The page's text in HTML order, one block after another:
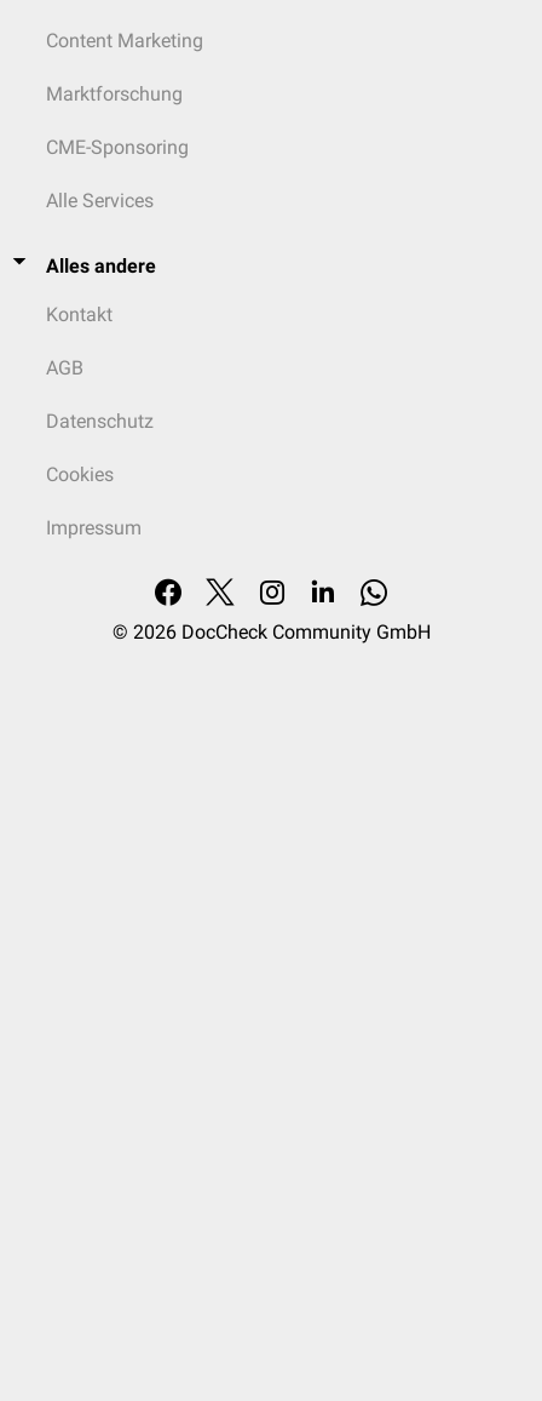
Content Marketing
Marktforschung
CME-Sponsoring
Alle Services
Alles andere
Kontakt
AGB
Datenschutz
Cookies
Impressum
© 2026 DocCheck Community GmbH